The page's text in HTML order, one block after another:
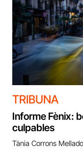
TRIBUNA
Informe Fènix:
culpables
Tània Corrons Mellado